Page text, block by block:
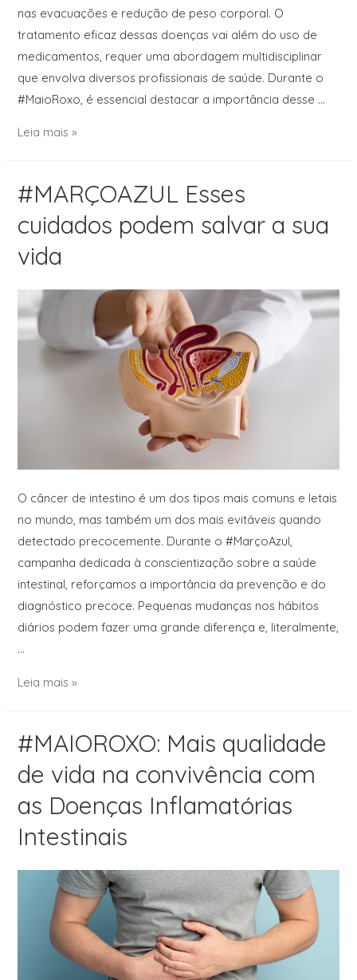
nas evacuações e redução de peso corporal. O
tratamento eficaz dessas doenças vai além do uso de
medicamentos, requer uma abordagem multidisciplinar
que envolva diversos profissionais de saúde. Durante o
#MaioRoxo, é essencial destacar a importância desse …
Leia mais »
#MARÇOAZUL Esses
cuidados podem salvar a sua
vida
O câncer de intestino é um dos tipos mais comuns e letais
no mundo, mas também um dos mais evitáveis quando
detectado precocemente. Durante o #MarçoAzul,
campanha dedicada à conscientização sobre a saúde
intestinal, reforçamos a importância da prevenção e do
diagnóstico precoce. Pequenas mudanças nos hábitos
diários podem fazer uma grande diferença e, literalmente,
…
Leia mais »
#MAIOROXO: Mais qualidade
de vida na convivência com
as Doenças Inflamatórias
Intestinais